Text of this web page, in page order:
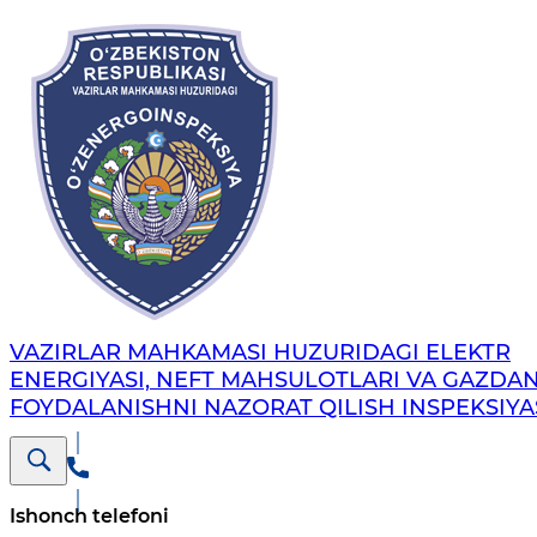
VAZIRLAR MAHKAMASI HUZURIDAGI ELEKTR
ENERGIYASI, NEFT MAHSULOTLARI VA
FOYDALANISHNI NAZORAT QILISH
Ishonch telefoni